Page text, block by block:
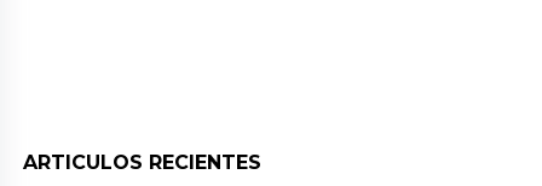
ARTICULOS RECIENTES